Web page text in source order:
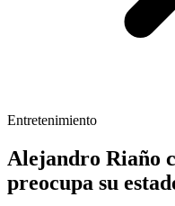
Entretenimiento
Alejandro Riaño
preocupa su